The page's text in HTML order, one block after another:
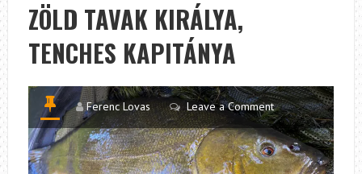
ZÖLD TAVAK KIRÁLYA,
TENCHES KAPITÁNYA
Ferenc Lovas Leave a Comment